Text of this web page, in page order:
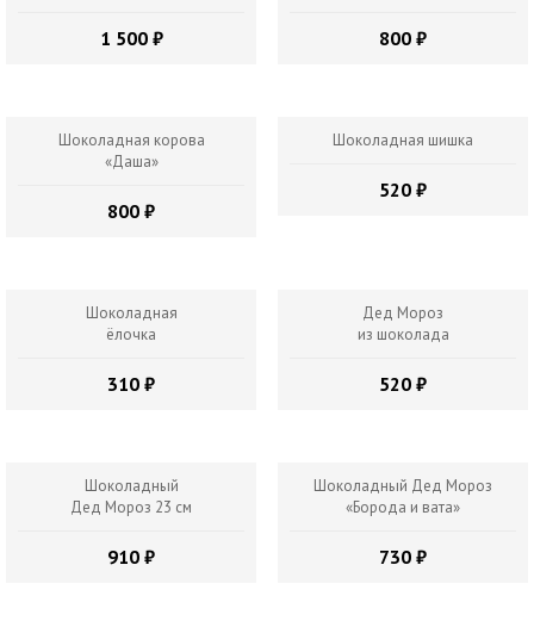
1 500 ₽ 800 ₽
Шоколадная корова
«Даша»
800 ₽
Шоколадная шишка
520 ₽
Шоколадная
ёлочка
310 ₽
Дед Мороз
из шоколада
520 ₽
Шоколадный
Дед Мороз 23 см
910 ₽
Шоколадный Дед Мороз
«Борода и вата»
730 ₽